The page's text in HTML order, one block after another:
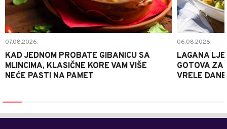
07.08.2026.
KAD JEDNOM PROBATE GIBANICU SA
MLINCIMA, KLASIČNE KORE VAM VIŠE
NEĆE PASTI NA PAMET
06.08.2026.
LAGANA
GOTOVA ZA
VRELE DANE